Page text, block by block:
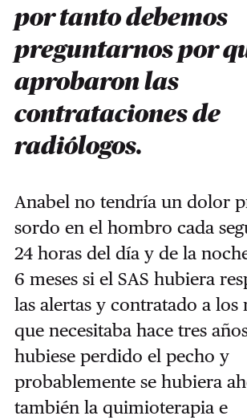
por tanto debemos
preguntarnos por
aprobaron las
contrataciones de
radiólogos.
Anabel no tendría un dolor
sordo en el hombro cada
24 horas del día y de la
6 meses si el SAS hubiera
las alertas y contratado a los
que necesitaba hace tres
hubiese perdido el pecho y
probablemente se hubiera
también la quimioterapia e